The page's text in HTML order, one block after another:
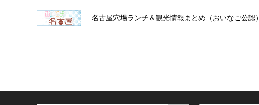
名古屋穴場ランチ＆観光情報まとめ（おいなご公認）